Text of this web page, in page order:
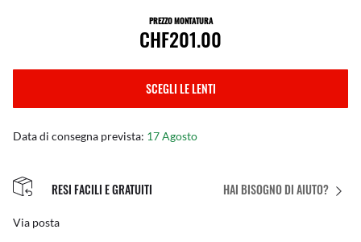
PREZZO MONTATURA
CHF201.00
SCEGLI LE LENTI
Data di consegna prevista: 17 Agosto
HAI BISOGNO DI AIUTO?
RESI FACILI E GRATUITI
Via posta